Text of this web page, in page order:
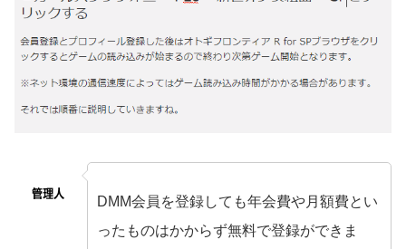
DMM会員を登録しても年会費や月額費とい
ったものはかからず無料で登録ができま